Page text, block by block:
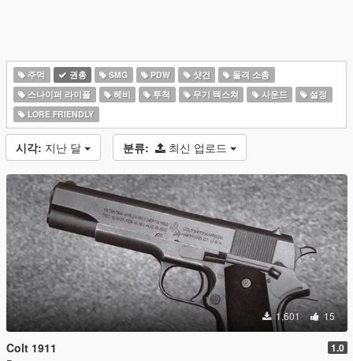
주먹 권총 SMG PDW 샷건
돌격 소총
스나이퍼 라이플
헤비 투척 무기 텍스쳐 사운드
설정
LORE FRIENDLY
시각: 지난 달 분류: 최신 업로드
1,601 15
Colt 1911 1.0